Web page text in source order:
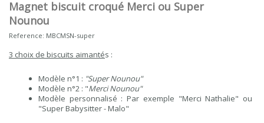
Magnet biscuit croqué Merci ou Super
Nounou
Reference: MBCMSN-super
3 choix de biscuits aimantés :
Modèle n°1 : "Super Nounou"
Modèle n°2 : "Merci Nounou"
Modèle personnalisé : Par exemple "Merci Nathalie" ou
"Super Babysitter - Malo"